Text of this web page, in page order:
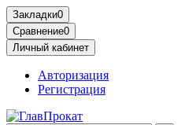
Закладки0
Сравнение0
Личный кабинет
Авторизация
Регистрация